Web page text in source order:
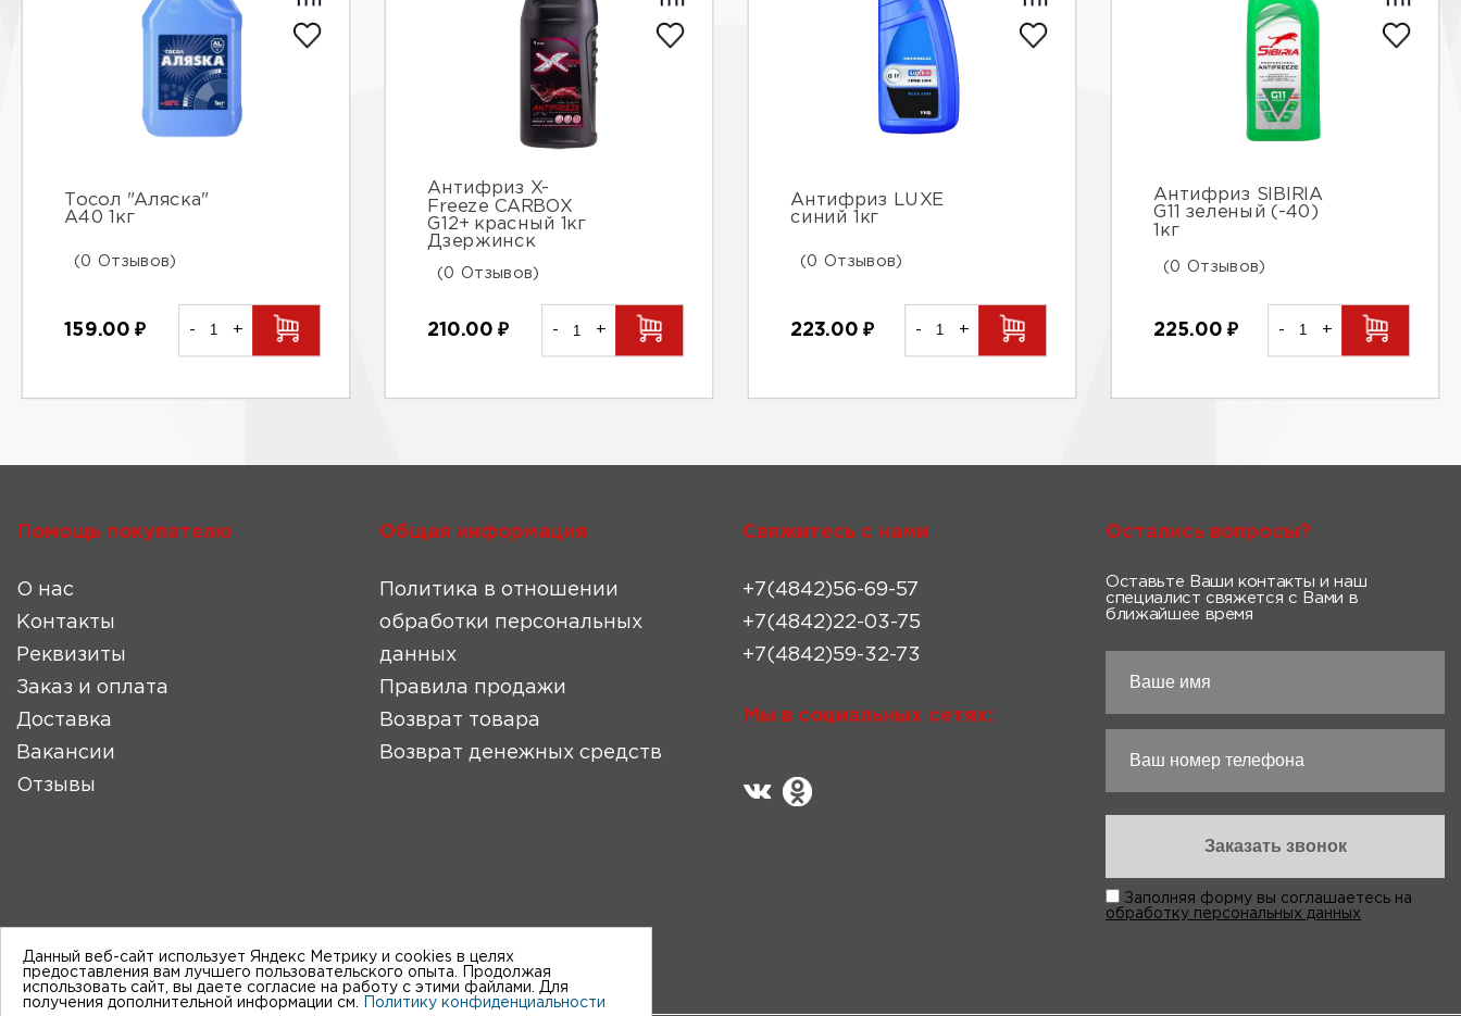
Тосол "Аляска"
А40 1кг
(0 Отзывов)
159.00₽ - +
Антифриз X-
Freeze CARBOX
G12+ красный 1кг
Дзержинск
(0 Отзывов)
210.00₽ - +
Антифриз LUXE
синий 1кг
(0 Отзывов)
223.00₽ - +
Антифриз SIBIRIA
G11 зеленый (-40)
1кг
(0 Отзывов)
225.00₽ - +
Помощь покупателю
О нас
Контакты
Реквизиты
Заказ и оплата
Доставка
Вакансии
Отзывы
Общая информация
Политика в отношении
обработки персональных
данных
Правила продажи
Возврат товара
Возврат денежных средств
Свяжитесь с нами
+7(4842)56-69-57
+7(4842)22-03-75
+7(4842)59-32-73
Мы в социальных сетях:
Остались вопросы?
Оставьте Ваши контакты и наш
специалист свяжется с Вами в
ближайшее время
Заполняя форму вы соглашаетесь на
обработку персональных данных
Данный веб-сайт использует Яндекс Метрику и cookies в целях
предоставления вам лучшего пользовательского опыта. Продолжая
использовать сайт, вы даете согласие на работу с этими файлами. Для
получения дополнительной информации см.
Политику конфиденциальности